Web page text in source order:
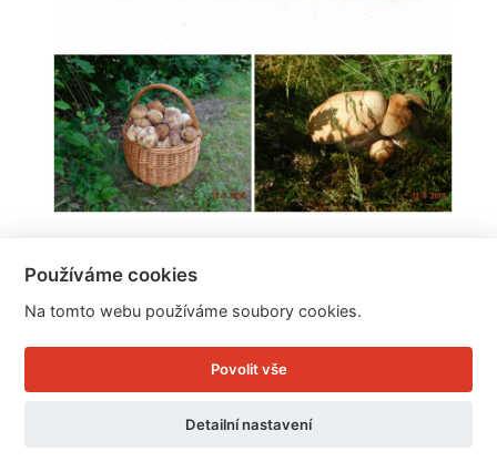
Skladem
Doručíme do: 11.8.
Používáme cookies
Na tomto webu používáme soubory cookies.
Povolit vše
Detailní nastavení